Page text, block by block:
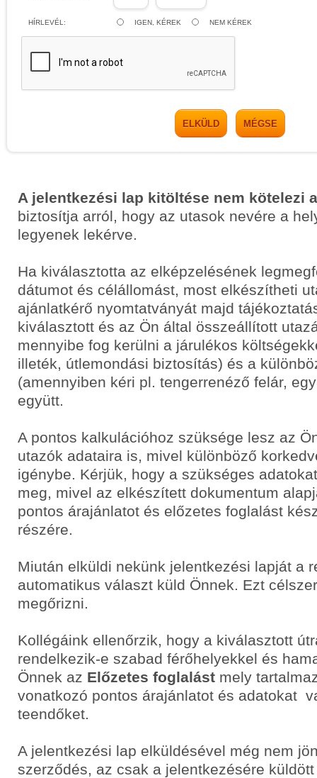
HÍRLEVÉL: IGEN, KÉREK NEM KÉREK
ELKÜLD MÉGSE
A jelentkezési lap kitöltése nem kötelezi
biztosítja arról, hogy az utasok nevére a
legyenek lekérve.
Ha kiválasztotta az elképzelésének
dátumot és célállomást, most elkészítheti
ajánlatkérő nyomtatványát majd
kiválasztott és az Ön által összeállított
mennyibe fog kerülni a járulékos
illeték, útlemondási biztosítás) és a
(amennyiben kéri pl. tengerrenéző felár,
együtt.
A pontos kalkulációhoz szüksége lesz az
utazók adataira is, mivel különböző
igénybe. Kérjük, hogy a szükséges
meg, mivel az elkészített dokumentum
pontos árajánlatot és előzetes foglalást
részére.
Miután elküldi nekünk jelentkezési lapját a
automatikus választ küld Önnek. Ezt
megőrizni.
Kollégáink ellenőrzik, hogy a kiválasztott
rendelkezik-e szabad férőhelyekkel és
Önnek az Előzetes foglalást mely
vonatkozó pontos árajánlatot és adatokat
teendőket.
A jelentkezési lap elküldésével még nem
szerződés, az csak a jelentkezésére